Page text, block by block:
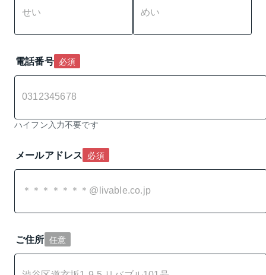
電話番号 必須
ハイフン入力不要です
メールアドレス 必須
ご住所 任意